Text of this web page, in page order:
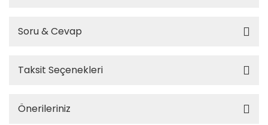
Soru & Cevap
Taksit Seçenekleri
Önerileriniz